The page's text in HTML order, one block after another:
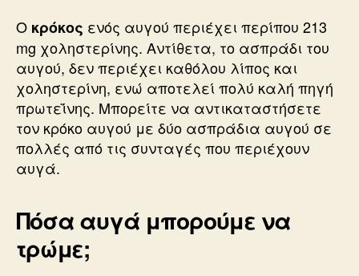
Ο κρόκος ενός αυγού περιέχει περίπου 213
mg χοληστερίνης. Αντίθετα, το ασπράδι του
αυγού, δεν περιέχει καθόλου λίπος και
χοληστερίνη, ενώ αποτελεί πολύ καλή πηγή
πρωτεΐνης. Μπορείτε να αντικαταστήσετε
τον κρόκο αυγού με δύο ασπράδια αυγού σε
πολλές από τις συνταγές που περιέχουν
αυγά.
Πόσα αυγά μπορούμε να
τρώμε;